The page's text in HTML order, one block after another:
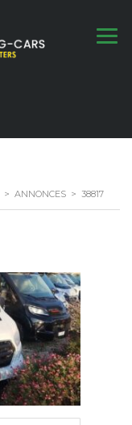
> ANNONCES > 38817